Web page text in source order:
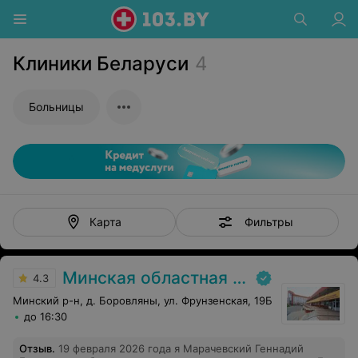
Клиники Беларуси 4
Больницы
Карта Фильтры
4.3 Минская областная детская клиническая больница
Минский р-н, д. Боровляны, ул. Фрунзенская, 19Б
до 16:30
Отзыв. 19 февраля 2026 года я Марачевский Геннадий